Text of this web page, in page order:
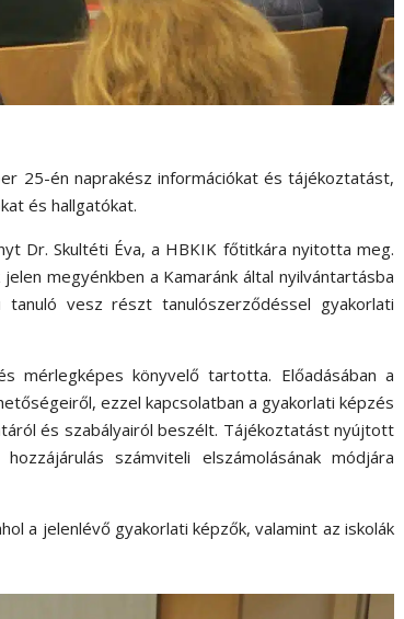
25-én naprakész információkat és tájékoztatást,
és hallgatókat.
Dr. Skultéti Éva, a HBKIK főtitkára nyitotta meg.
megyénkben a Kamaránk által nyilvántartásba
vesz részt tanulószerződéssel gyakorlati
mérlegképes könyvelő tartotta. Előadásában a
ezzel kapcsolatban a gyakorlati képzés
és szabályairól beszélt. Tájékoztatást nyújtott
számviteli elszámolásának módjára
a jelenlévő gyakorlati képzők, valamint az iskolák